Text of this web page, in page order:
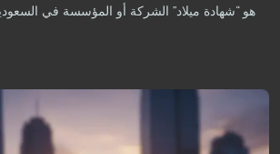
هو “شهادة ميلاد” الشركة أو المؤسسة في